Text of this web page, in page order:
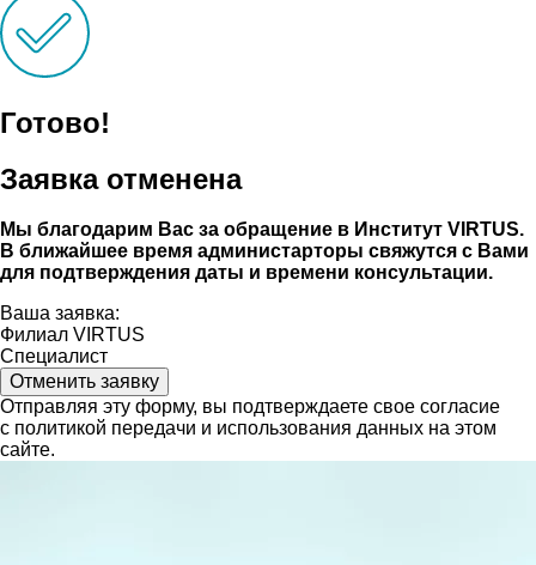
Готово!
Заявка отменена
Мы благодарим Вас за обращение в Институт VIRTUS.
В ближайшее время администарторы свяжутся с Вами
для подтверждения даты и времени консультации.
Ваша заявка:
Филиал VIRTUS
Специалист
Отменить заявку
Отправляя эту форму, вы подтверждаете свое согласие
с политикой передачи и использования данных на этом
сайте.